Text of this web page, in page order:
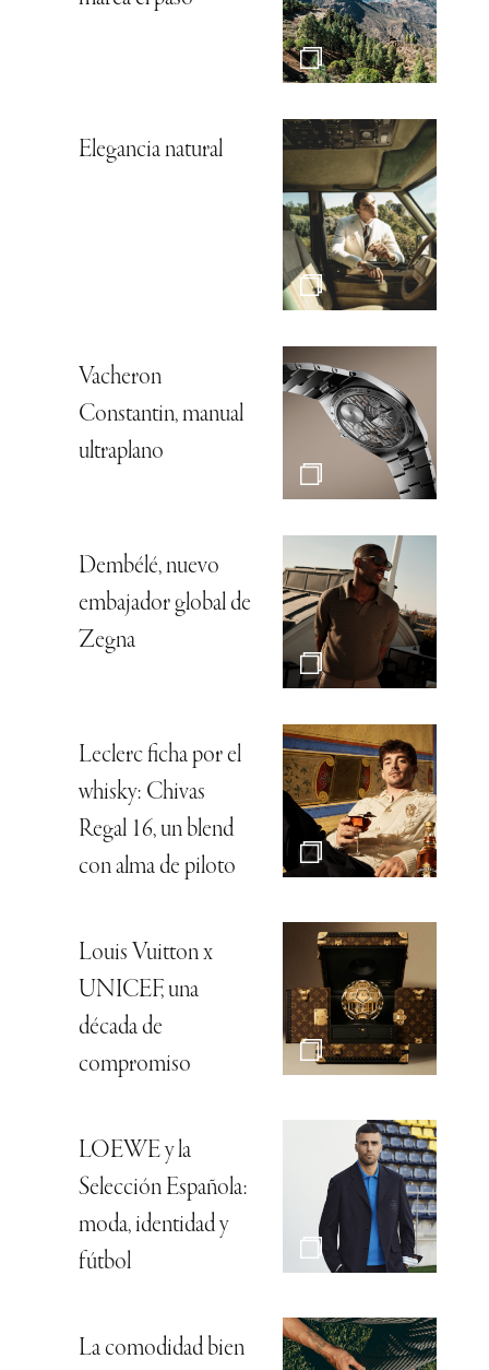
Elegancia natural
Vacheron
Constantin, manual
ultraplano
Dembélé, nuevo
embajador global de
Zegna
Leclerc ficha por el
whisky: Chivas
Regal 16, un blend
con alma de piloto
Louis Vuitton x
UNICEF, una
década de
compromiso
LOEWE y la
Selección Española:
moda, identidad y
fútbol
La comodidad bien